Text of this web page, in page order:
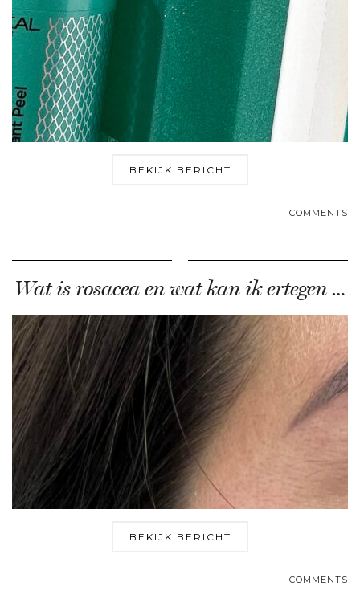
BEKIJK BERICHT
COMMENTS
Wat is rosacea en wat kan ik ertegen …
BEKIJK BERICHT
COMMENTS